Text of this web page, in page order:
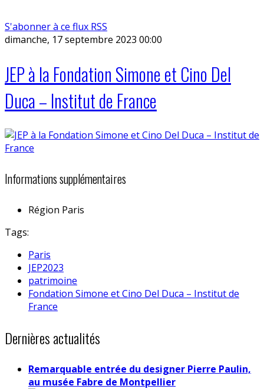
S'abonner à ce flux RSS
dimanche, 17 septembre 2023 00:00
JEP à la Fondation Simone et Cino Del
Duca – Institut de France
Informations supplémentaires
Région Paris
Tags:
Paris
JEP2023
patrimoine
Fondation Simone et Cino Del Duca – Institut de
France
Dernières actualités
Remarquable entrée du designer Pierre Paulin,
au musée Fabre de Montpellier